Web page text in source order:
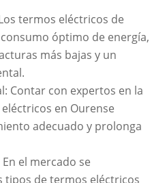
termos eléctricos de
óptimo de energía,
más bajas y un
Contar con expertos en la
en Ourense
adecuado y prolonga
el mercado se
tipos de termos eléctricos